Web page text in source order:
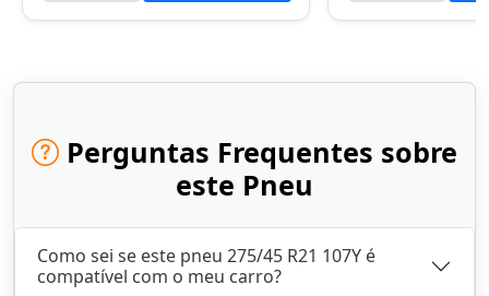
Perguntas Frequentes sobre
este Pneu
Como sei se este pneu 275/45 R21 107Y é
compatível com o meu carro?